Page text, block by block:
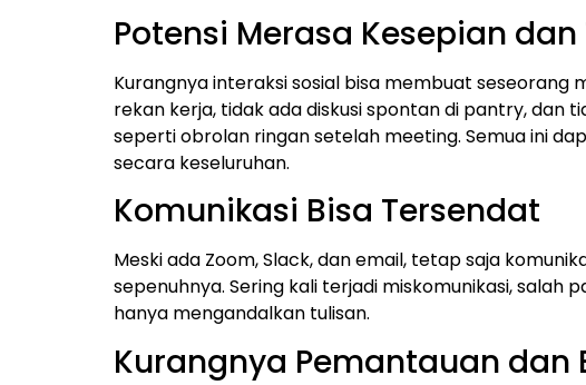
Potensi Merasa Kesepian
Kurangnya interaksi sosial bisa membuat seseorang
rekan kerja, tidak ada diskusi spontan di pantry, dan
seperti obrolan ringan setelah meeting. Semua ini
secara keseluruhan.
Komunikasi Bisa Tersendat
Meski ada Zoom, Slack, dan email, tetap saja
sepenuhnya. Sering kali terjadi miskomunikasi, salah
hanya mengandalkan tulisan.
Kurangnya Pemantauan dan